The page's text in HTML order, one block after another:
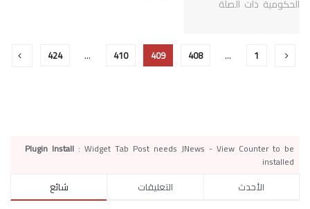
1
…
408
409
410
…
424
Plugin Install : Widget Tab Post needs JNews - View Counter to be
installed
شائع التعليقات الأحدث